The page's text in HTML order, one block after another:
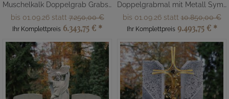
Muschelkalk Doppelgrab Grabstein mit Glas
bis 01.09.26 statt7.250,00 €
Ihr Komplettpreis 6.343,75 € *
Doppelgrabmal mit Metall Symbol
bis 01.09.26 statt10.850,00 €
Ihr Komplettpreis 9.493,75 € *